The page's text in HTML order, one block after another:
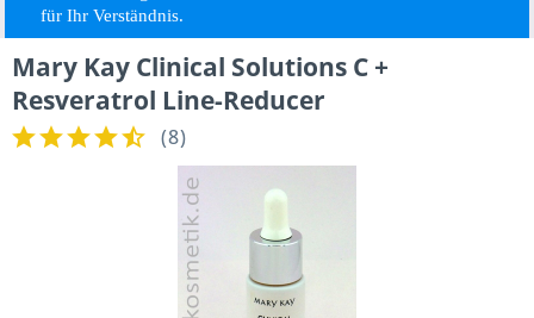
für Ihr Verständnis.
Mary Kay Clinical Solutions C +
Resveratrol Line-Reducer
(8)